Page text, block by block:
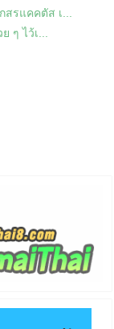
รแคคตัส เ...
ๆ ไว้เ...